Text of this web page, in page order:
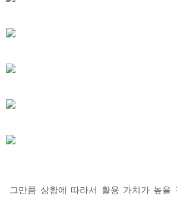
그만큼 상황에 따라서 활용 가치가 높을